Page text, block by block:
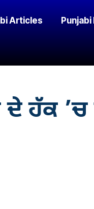
Articles
ਦੇ ਹੱਕ